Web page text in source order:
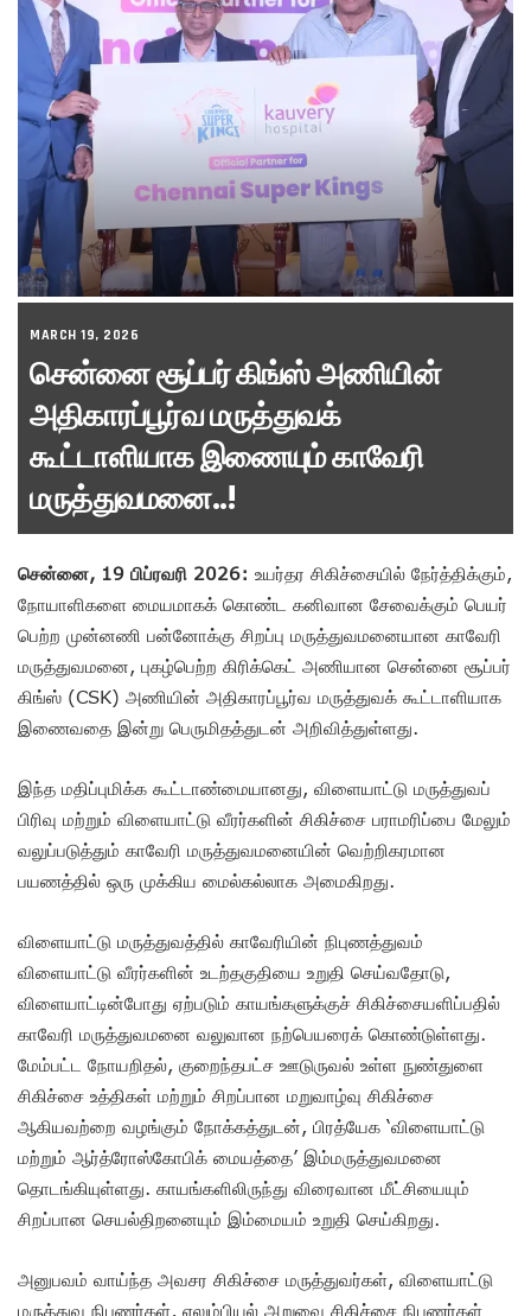
MARCH 19, 2026
சென்னை சூப்பர் கிங்ஸ் அணியின்
அதிகாரப்பூர்வ மருத்துவக்
கூட்டாளியாக இணையும் காவேரி
மருத்துவமனை..!
சென்னை, 19 பிப்ரவரி 2026: உயர்தர சிகிச்சையில் நேர்த்திக்கும்,
நோயாளிகளை மையமாகக் கொண்ட கனிவான சேவைக்கும் பெயர்
பெற்ற முன்னணி பன்னோக்கு சிறப்பு மருத்துவமனையான காவேரி
மருத்துவமனை, புகழ்பெற்ற கிரிக்கெட் அணியான சென்னை சூப்பர்
கிங்ஸ் (CSK) அணியின் அதிகாரப்பூர்வ மருத்துவக் கூட்டாளியாக
இணைவதை இன்று பெருமிதத்துடன் அறிவித்துள்ளது.
இந்த மதிப்புமிக்க கூட்டாண்மையானது, விளையாட்டு மருத்துவப்
பிரிவு மற்றும் விளையாட்டு வீரர்களின் சிகிச்சை பராமரிப்பை மேலும்
வலுப்படுத்தும் காவேரி மருத்துவமனையின் வெற்றிகரமான
பயணத்தில் ஒரு முக்கிய மைல்கல்லாக அமைகிறது.
விளையாட்டு மருத்துவத்தில் காவேரியின் நிபுணத்துவம்
விளையாட்டு வீரர்களின் உடற்தகுதியை உறுதி செய்வதோடு,
விளையாட்டின்போது ஏற்படும் காயங்களுக்குச் சிகிச்சையளிப்பதில்
காவேரி மருத்துவமனை வலுவான நற்பெயரைக் கொண்டுள்ளது.
மேம்பட்ட நோயறிதல், குறைந்தபட்ச ஊடுருவல் உள்ள நுண்துளை
சிகிச்சை உத்திகள் மற்றும் சிறப்பான மறுவாழ்வு சிகிச்சை
ஆகியவற்றை வழங்கும் நோக்கத்துடன், பிரத்யேக ‘விளையாட்டு
மற்றும் ஆர்த்ரோஸ்கோபிக் மையத்தை’ இம்மருத்துவமனை
தொடங்கியுள்ளது. காயங்களிலிருந்து விரைவான மீட்சியையும்
சிறப்பான செயல்திறனையும் இம்மையம் உறுதி செய்கிறது.
அனுபவம் வாய்ந்த அவசர சிகிச்சை மருத்துவர்கள், விளையாட்டு
மருத்துவ நிபுணர்கள், எலும்பியல் அறுவை சிகிச்சை நிபுணர்கள்